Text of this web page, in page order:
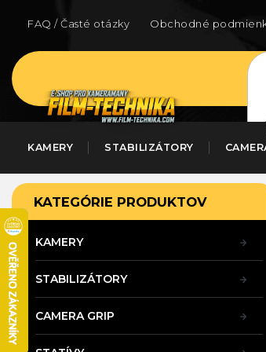
FAQ / Časté otázky Obchodné
KAMERY STABILIZÁTORY
B
o
č
n
ý
p
a
n
e
l
Preskočiť
kategórie
KATEGÓRIE PRODUKTOV
KAMERY
STABILIZÁTORY
CAMERA GRIP